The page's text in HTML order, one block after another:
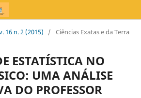
16 n. 2 (2015) / Ciências Exatas e da Terra
ESTATÍSTICA NO
UMA ANÁLISE
DO PROFESSOR